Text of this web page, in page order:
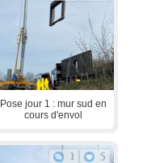
Pose jour 1 : mur sud en
cours d'envol
1 5